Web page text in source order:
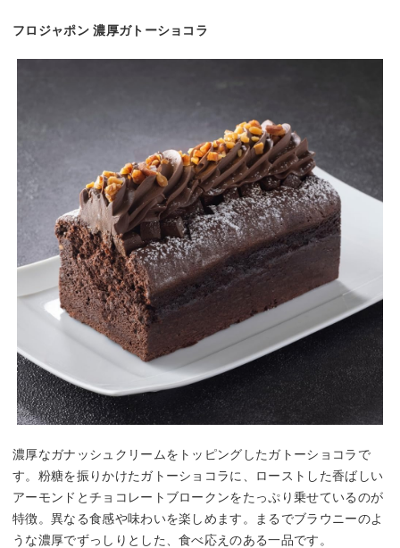
フロジャポン 濃厚ガトーショコラ
濃厚なガナッシュクリームをトッピングしたガトーショコラで
す。粉糖を振りかけたガトーショコラに、ローストした香ばしい
アーモンドとチョコレートブロークンをたっぷり乗せているのが
特徴。異なる食感や味わいを楽しめます。まるでブラウニーのよ
うな濃厚でずっしりとした、食べ応えのある一品です。